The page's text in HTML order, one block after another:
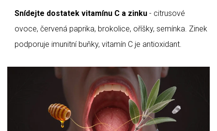
Snídejte dostatek vitamínu C a zinku - citrusové
ovoce, červená paprika, brokolice, oříšky, semínka. Zinek
podporuje imunitní buňky, vitamín C je antioxidant.